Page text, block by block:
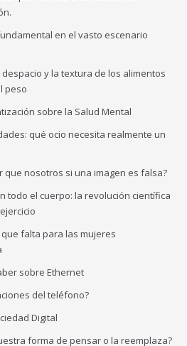
en el vasto escenario
y la textura de los alimentos
peso
sobre la Salud Mental
qué ocio necesita realmente un
que nosotros si una imagen es falsa?
todo el cuerpo: la revolución científica
falta para las mujeres
sobre Ethernet
del teléfono?
Digital
forma de pensar o la reemplaza?